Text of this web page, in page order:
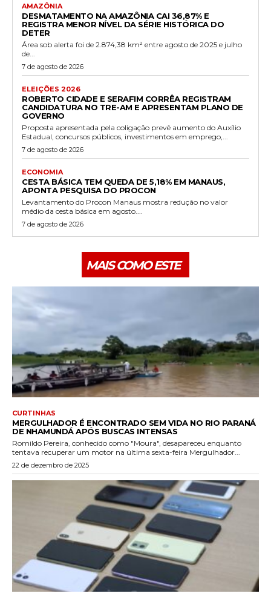
AMAZÔNIA
DESMATAMENTO NA AMAZÔNIA CAI 36,87% E
REGISTRA MENOR NÍVEL DA SÉRIE HISTÓRICA DO
DETER
Área sob alerta foi de 2.874,38 km² entre agosto de 2025 e julho
de...
7 de agosto de 2026
ELEIÇÕES 2026
ROBERTO CIDADE E SERAFIM CORRÊA REGISTRAM
CANDIDATURA NO TRE-AM E APRESENTAM PLANO DE
GOVERNO
Proposta apresentada pela coligação prevê aumento do Auxílio
Estadual, concursos públicos, investimentos em emprego,...
7 de agosto de 2026
ECONOMIA
CESTA BÁSICA TEM QUEDA DE 5,18% EM MANAUS,
APONTA PESQUISA DO PROCON
Levantamento do Procon Manaus mostra redução no valor
médio da cesta básica em agosto....
7 de agosto de 2026
MAIS COMO ESTE
CURTINHAS
MERGULHADOR É ENCONTRADO SEM VIDA NO RIO PARANÁ
DE NHAMUNDÁ APÓS BUSCAS INTENSAS
Romildo Pereira, conhecido como "Moura", desapareceu enquanto
tentava recuperar um motor na última sexta-feira Mergulhador...
22 de dezembro de 2025